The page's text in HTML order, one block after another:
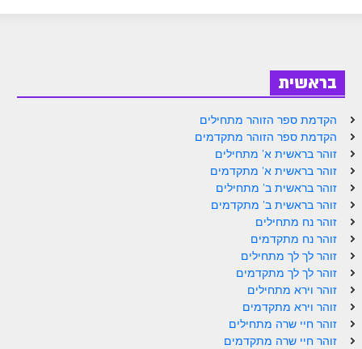
ספר הזוהר נח מתחילים
ספר הזוהר נח מתקדמים
ספר הזוהר לך לך מתחילים
ספר הזוהר לך לך מתקדמים
ספר הזוהר וירא מתחילים
ספר הזוהר וירא מתקדמים
ספר הזוהר חיי שרה מתחילים
ספר הזוהר חיי שרה מתקדמים
ספר הזוהר תולדות מתחילים
בראשית
הקדמת ספר הזוהר מתחילים
הקדמת ספר הזוהר מתקדמים
זוהר בראשית א' מתחילים
זוהר בראשית א' מתקדמים
זוהר בראשית ב' מתחילים
זוהר בראשית ב' מתקדמים
זוהר נח מתחילים
זוהר נח מתקדמים
זוהר לך לך מתחילים
זוהר לך לך מתקדמים
זוהר וירא מתחילים
זוהר וירא מתקדמים
זוהר חיי שרה מתחילים
זוהר חיי שרה מתקדמים